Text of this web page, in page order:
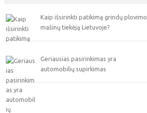
Kaip išsirinkti patikimą grindų plovimo
mašinų tiekėją Lietuvoje?
Geriausias pasirinkimas yra
automobilių supirkimas